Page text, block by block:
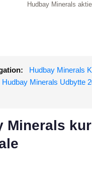
Hudbay Minerals
Hudbay Minerals
Hudbay Minerals Udbytte
Minerals